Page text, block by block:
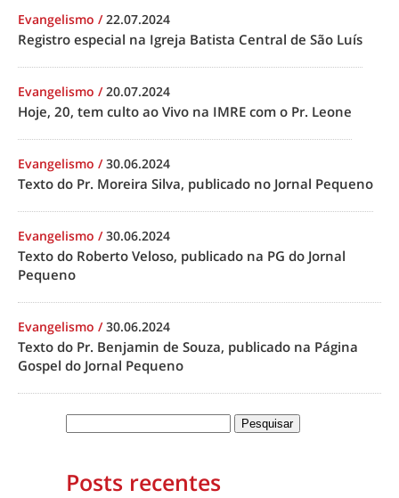
Evangelismo /22.07.2024
Registro especial na Igreja Batista Central de São Luís
Evangelismo /20.07.2024
Hoje, 20, tem culto ao Vivo na IMRE com o Pr. Leone
Evangelismo /30.06.2024
Texto do Pr. Moreira Silva, publicado no Jornal Pequeno
Evangelismo /30.06.2024
Texto do Roberto Veloso, publicado na PG do Jornal
Pequeno
Evangelismo /30.06.2024
Texto do Pr. Benjamin de Souza, publicado na Página
Gospel do Jornal Pequeno
Posts recentes